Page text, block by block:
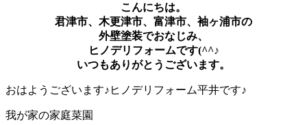
こんにちは。
君津市、木更津市、富津市、袖ヶ浦市の
外壁塗装でおなじみ、
ヒノデリフォームです(^^♪
いつもありがとうございます。
おはようございます♪ヒノデリフォーム平井です♪
我が家の家庭菜園